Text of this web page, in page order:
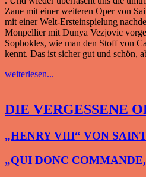
Zane mit einer weiteren Oper von
mit einer Welt-Ersteinspielung
Monpellier mit Dunya Vezjovic
Sophokles, wie man den Stoff von
kennt. Das ist sicher gut und schön,
weiterlesen...
DIE VERGESSENE
„HENRY VIII“ VON
„QUI DONC